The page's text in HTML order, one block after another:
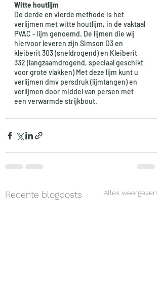
Witte houtlijm
De derde en vierde methode is het
verlijmen met witte houtlijm, in de vaktaal
PVAC - lijm genoemd. De lijmen die wij
hiervoor leveren zijn Simson D3 en
kleiberit 303 (sneldrogend) en Kleiberit
332 (langzaamdrogend, speciaal geschikt
voor grote vlakken) Met deze lijm kunt u
verlijmen dmv persdruk (lijmtangen) en
verlijmen door middel van persen met
een verwarmde strijkbout.
Recente blogposts Alles weergeven